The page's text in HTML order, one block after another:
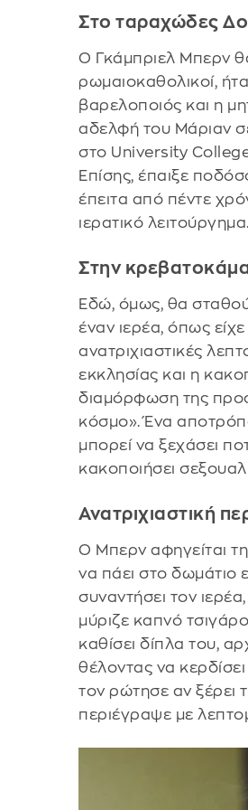
Στο ταραχώδες
Ο Γκάμπριελ Μπερν
ρωμαιοκαθολικοί,
βαρελοποιός και η
αδελφή του Μάριαν
στο University
Επίσης, έπαιξε
έπειτα από πέντε
ιερατικό λειτούργημα.
Στην
Εδώ, όμως, θα
έναν ιερέα, όπως
ανατριχιαστικές
εκκλησίας και η
διαμόρφωση της
κόσμο». Ένα
μπορεί να ξεχάσει
κακοποιήσει
Ανατριχιαστική
Ο Μπερν αφηγείται τη
να πάει στο δωμάτιο
συναντήσει τον
μύριζε καπνό
καθίσει δίπλα του,
θέλοντας να
τον ρώτησε αν ξέρει
περιέγραψε με